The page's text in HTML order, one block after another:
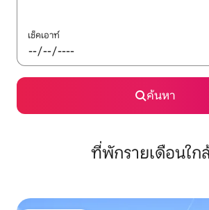
เช็คเอาท์
ค้นหา
ที่พักรายเดือนใก